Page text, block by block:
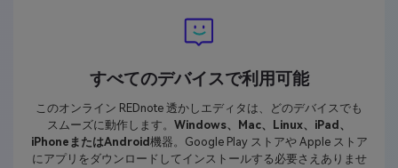
すべてのデバイスで利用可能
このオンライン REDnote 透かしエディタは、どのデバイスでも
スムーズに動作します。 Windows、Mac、Linux、iPad、
iPhoneまたはAndroid 機器。Google Play ストアや Apple ストア
にアプリをダウンロードしてインストールする必要さえありませ